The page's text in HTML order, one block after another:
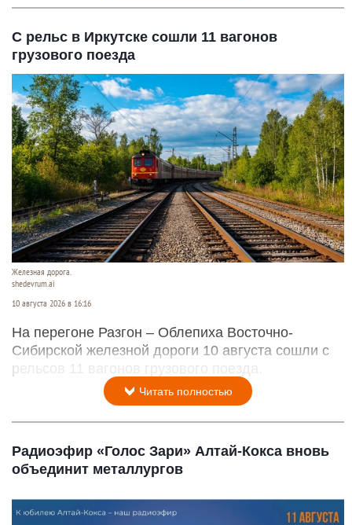
С рельс в Иркутске сошли 11 вагонов
грузового поезда
Железная дорога.
shedevrum.ai
10 августа 2026 в 16:16
На перегоне Разгон – Облепиха Восточно-
Сибирской железной дороги 10 августа сошли с
рельсов 11 вагонов грузового поезда.
Читать полностью
Радиоэфир «Голос Зари» Алтай-Кокса вновь
объединит металлургов